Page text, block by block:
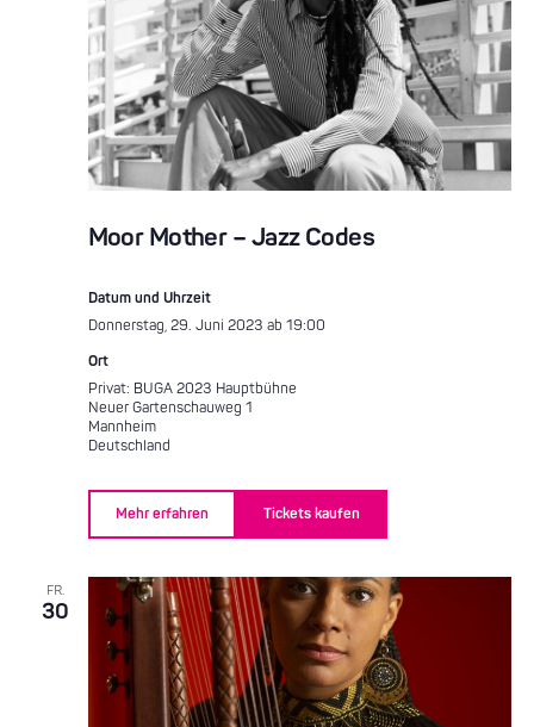
Moor Mother – Jazz Codes
Datum und Uhrzeit
Donnerstag, 29. Juni 2023 ab 19:00
Ort
Privat: BUGA 2023 Hauptbühne
Neuer Gartenschauweg 1
Mannheim
Deutschland
Mehr erfahren Tickets kaufen
FR.
30